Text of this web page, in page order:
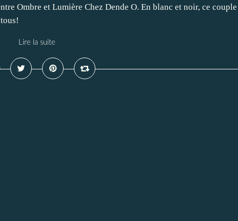
Ombre et Lumière Chez Dende O. En blanc et noir, ce couple
Lire la suite